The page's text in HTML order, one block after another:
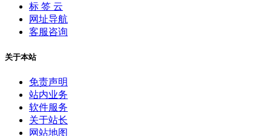
标 签 云
网址导航
客服咨询
关于本站
免责声明
站内业务
软件服务
关于站长
网站地图